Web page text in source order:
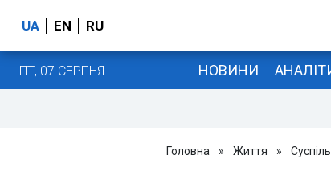
UA EN RU
ПТ, 07 СЕРПНЯ НОВИНИ
Головна » Життя »